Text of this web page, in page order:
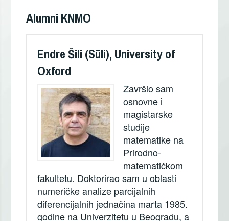
чланка
Alumni KNMO
Endre Šili (Süli), University of
Oxford
Završio sam
osnovne i
magistarske
studije
matematike na
Prirodno-
matematičkom
fakultetu. Doktorirao sam u oblasti
numeričke analize parcijalnih
diferencijalnih jednačina marta 1985.
godine na Univerzitetu u Beogradu, a